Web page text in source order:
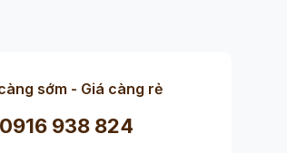
sớm - Giá càng rẻ
0916 938 824